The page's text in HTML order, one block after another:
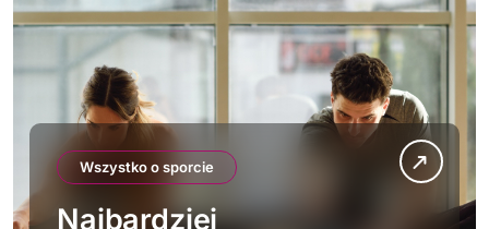
Wszystko o sporcie
Najbardziej